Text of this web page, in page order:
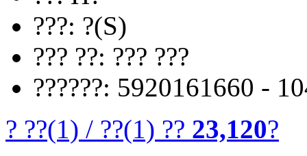
???: ?(S)
??? ??: ??? ???
??????: 5920161660 -
? ??(1) / ??(1) ?? 23,120?